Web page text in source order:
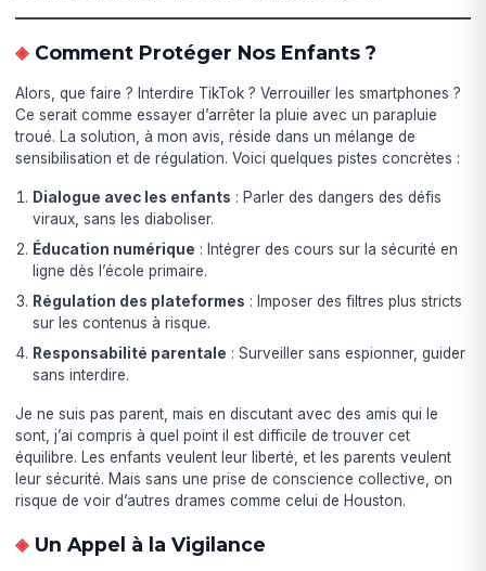
Comment Protéger Nos Enfants ?
Alors, que faire ? Interdire TikTok ? Verrouiller les smartphones ?
Ce serait comme essayer d’arrêter la pluie avec un parapluie
troué. La solution, à mon avis, réside dans un mélange de
sensibilisation et de régulation. Voici quelques pistes concrètes :
Dialogue avec les enfants : Parler des dangers des défis
viraux, sans les diaboliser.
Éducation numérique : Intégrer des cours sur la sécurité en
ligne dès l’école primaire.
Régulation des plateformes : Imposer des filtres plus stricts
sur les contenus à risque.
Responsabilité parentale : Surveiller sans espionner, guider
sans interdire.
Je ne suis pas parent, mais en discutant avec des amis qui le
sont, j’ai compris à quel point il est difficile de trouver cet
équilibre. Les enfants veulent leur liberté, et les parents veulent
leur sécurité. Mais sans une prise de conscience collective, on
risque de voir d’autres drames comme celui de Houston.
Un Appel à la Vigilance